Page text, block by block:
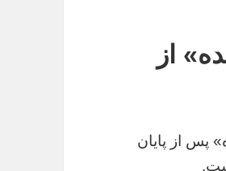
از
پس از پایان